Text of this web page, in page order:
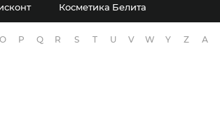
Косметика Белита
O P Q R S T U V W Y Z А